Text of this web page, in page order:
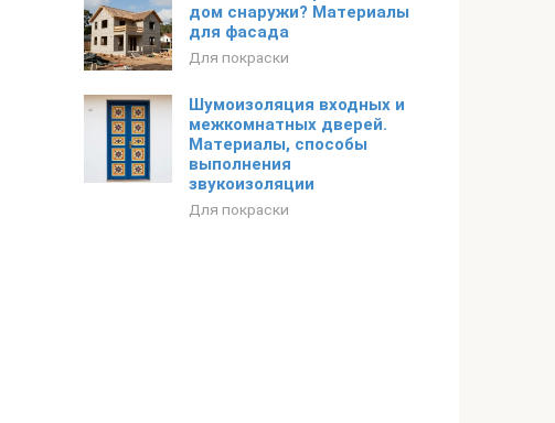
дом снаружи? Материалы
для фасада
Для покраски
Шумоизоляция входных и
межкомнатных дверей.
Материалы, способы
выполнения
звукоизоляции
Для покраски